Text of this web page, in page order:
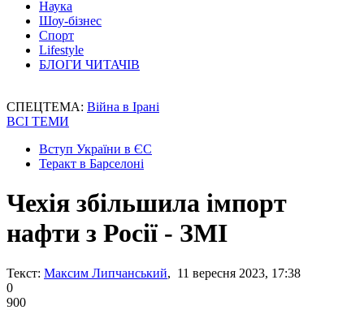
Наука
Шоу-бізнес
Спорт
Lifestyle
БЛОГИ ЧИТАЧІВ
СПЕЦТЕМА: Війна в Ірані
ВСІ ТЕМИ
Вступ України в ЄС
Теракт в Барселоні
Чехія збільшила імпорт
нафти з Росії - ЗМІ
Текст: Максим Липчанський, 11 вересня 2023, 17:38
0
900